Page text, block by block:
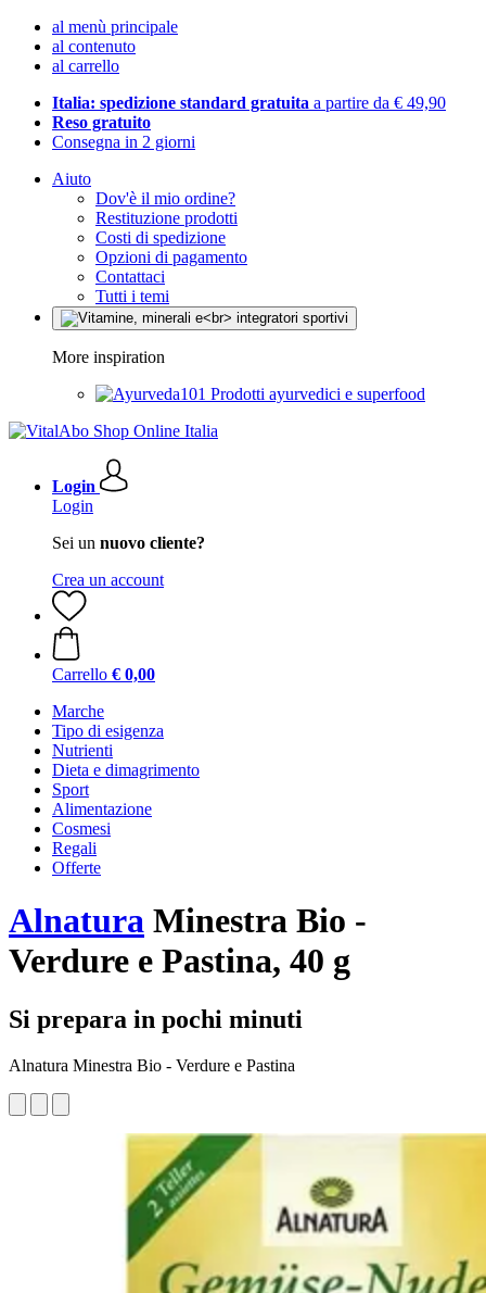
al menù principale
al contenuto
al carrello
Italia: spedizione standard gratuita a partire da € 49,90
Reso gratuito
Consegna in 2 giorni
Aiuto
Dov'è il mio ordine?
Restituzione prodotti
Costi di spedizione
Opzioni di pagamento
Contattaci
Tutti i temi
More inspiration
Prodotti ayurvedici e superfood
Login
Login
Sei un nuovo cliente?
Crea un account
Carrello € 0,00
Marche
Tipo di esigenza
Nutrienti
Dieta e dimagrimento
Sport
Alimentazione
Cosmesi
Regali
Offerte
Alnatura Minestra Bio -
Verdure e Pastina, 40 g
Si prepara in pochi minuti
Alnatura Minestra Bio - Verdure e Pastina